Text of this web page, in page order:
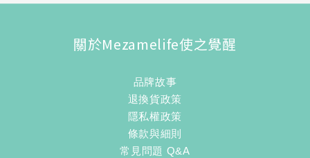
關於Mezamelife使之覺醒
品牌故事
退換貨政策
隱私權政策
條款與細則
常見問題 Q&A